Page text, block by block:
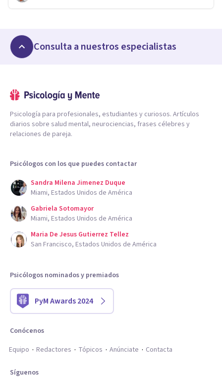
Consulta a nuestros especialistas
Psicología para profesionales, estudiantes y curiosos. Artículos
diarios sobre salud mental, neurociencias, frases célebres y
relaciones de pareja.
Psicólogos con los que puedes contactar
Sandra Milena Jimenez Duque
Miami, Estados Unidos de América
Gabriela Sotomayor
Miami, Estados Unidos de América
Maria De Jesus Gutierrez Tellez
San Francisco, Estados Unidos de América
Psicólogos nominados y premiados
PyM Awards 2024
Conócenos
Equipo
Redactores Tópicos Anúnciate Contacta
Síguenos